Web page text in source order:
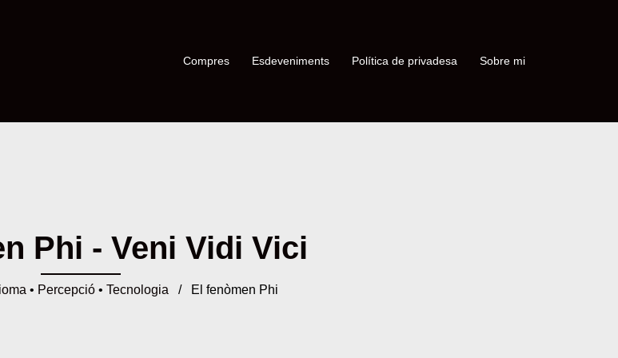
Compres Esdeveniments Política de privadesa Sobre mi
Phi - Veni Vidi Vici
• Percepció • Tecnologia / El fenòmen Phi